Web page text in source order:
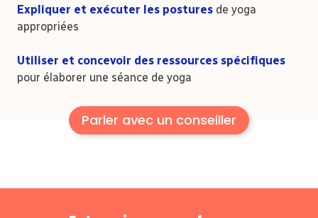
Expliquer et exécuter les postures de yoga
appropriées
Utiliser et concevoir des ressources spécifiques
pour élaborer une séance de yoga
Parler avec un conseiller